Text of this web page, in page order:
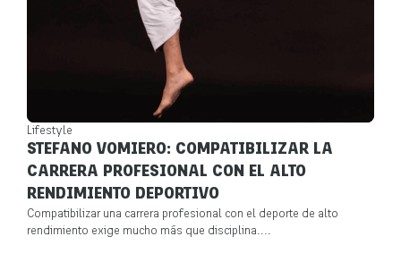
Lifestyle
STEFANO VOMIERO: COMPATIBILIZAR LA
CARRERA PROFESIONAL CON EL ALTO
RENDIMIENTO DEPORTIVO
Compatibilizar una carrera profesional con el deporte de alto
rendimiento exige mucho más que disciplina....